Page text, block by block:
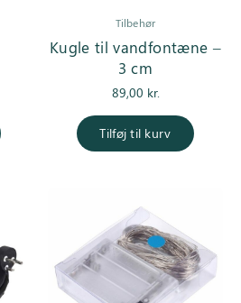
Tilbehør
Kugle til vandfontæne –
3 cm
89,00 kr.
Tilføj til kurv